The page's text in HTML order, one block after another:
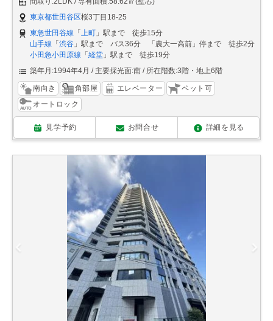
東京都世田谷区桜3丁目18-25
東急世田谷線 「 上町 」駅まで 徒歩15分
山手線 「渋谷 」駅まで バス36分 「農大一高前」停まで 徒歩2分
小田急小田原線 「経堂 」駅まで 徒歩19分
築年月:1994年4月
主要採光面:南 所在階数:3階・地上6階
南向き 角部屋 エレベーター
ペット可
オートロック
見学予約 お問合せ 詳細を見る